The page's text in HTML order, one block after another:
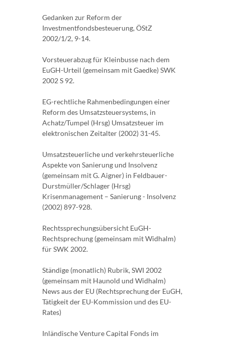
Gedanken zur Reform der
Investmentfondsbesteuerung, ÖStZ
2002/1/2, 9-14.
Vorsteuerabzug für Kleinbusse nach dem
EuGH-Urteil (gemeinsam mit Gaedke) SWK
2002 S 92.
EG-rechtliche Rahmenbedingungen einer
Reform des Umsatzsteuersystems, in
Achatz/Tumpel (Hrsg) Umsatzsteuer im
elektronischen Zeitalter (2002) 31-45.
Umsatzsteuerliche und verkehrsteuerliche
Aspekte von Sanierung und Insolvenz
(gemeinsam mit G. Aigner) in Feldbauer-
Durstmüller/Schlager (Hrsg)
Krisenmanagement – Sanierung - Insolvenz
(2002) 897-928.
Rechtssprechungsübersicht EuGH-
Rechtsprechung (gemeinsam mit Widhalm)
für SWK 2002.
Ständige (monatlich) Rubrik, SWI 2002
(gemeinsam mit Haunold und Widhalm)
News aus der EU (Rechtsprechung der EuGH,
Tätigkeit der EU-Kommission und des EU-
Rates)
Inländische Venture Capital Fonds im